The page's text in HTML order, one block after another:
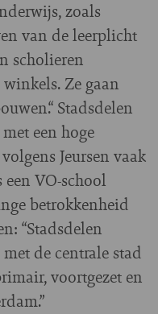
zoals
van de leerplicht
scholieren
Ze gaan
Stadsdelen
een hoge
Jeursen vaak
VO-school
betrokkenheid
“Stadsdelen
de centrale stad
voortgezet en